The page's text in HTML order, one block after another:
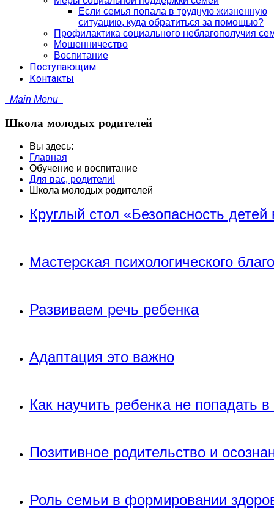
Если семья попала в трудную жизненную
ситуацию, куда обратиться за помощью?
Профилактика социального неблагополучия
Мошенничество
Воспитание
Поступающим
Контакты
Main Menu
Школа молодых родителей
Вы здесь:
Главная
Обучение и воспитание
Для вас, родители!
Школа молодых родителей
Круглый стол «Безопасность
Мастерская психологического
Развиваем речь ребенка
Адаптация это важно
Как научить ребенка не попадать
Позитивное родительство и
Роль семьи в формировании